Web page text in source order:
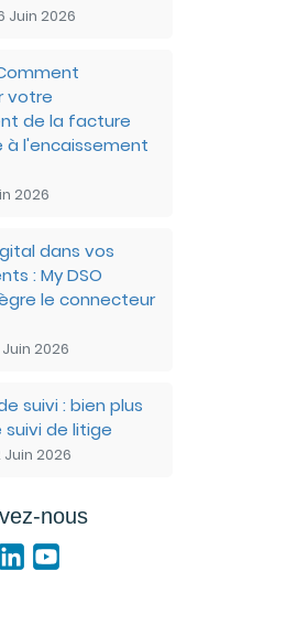
Juin 2026
votre
de la facture
à l'encaissement
2026
dans vos
: My DSO
le connecteur
2026
suivi : bien plus
suivi de litige
2026
nous